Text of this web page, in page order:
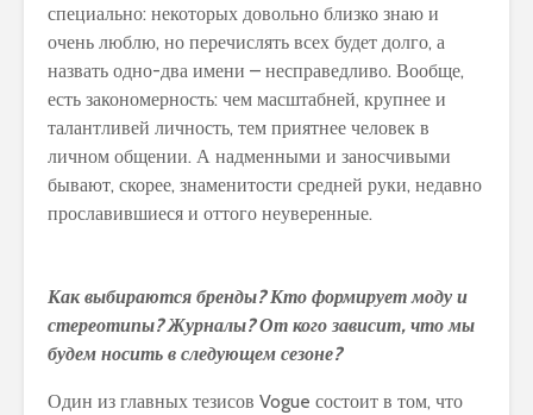
специально: некоторых довольно близко знаю и
очень люблю, но перечислять всех будет долго, а
назвать одно-два имени – несправедливо. Вообще,
есть закономерность: чем масштабней, крупнее и
талантливей личность, тем приятнее человек в
личном общении. А надменными и заносчивыми
бывают, скорее, знаменитости средней руки, недавно
прославившиеся и оттого неуверенные.
Как выбираются бренды? Кто формирует моду и
стереотипы? Журналы? От кого зависит, что мы
будем носить в следующем сезоне?
Один из главных тезисов Vogue состоит в том, что